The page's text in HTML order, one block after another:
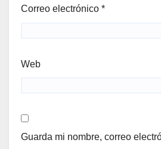
Correo electrónico *
Web
Guarda mi nombre, correo